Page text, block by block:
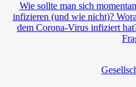
Wie sollte man sich
infizieren (und wie nicht)?
dem Corona-Virus infiziert